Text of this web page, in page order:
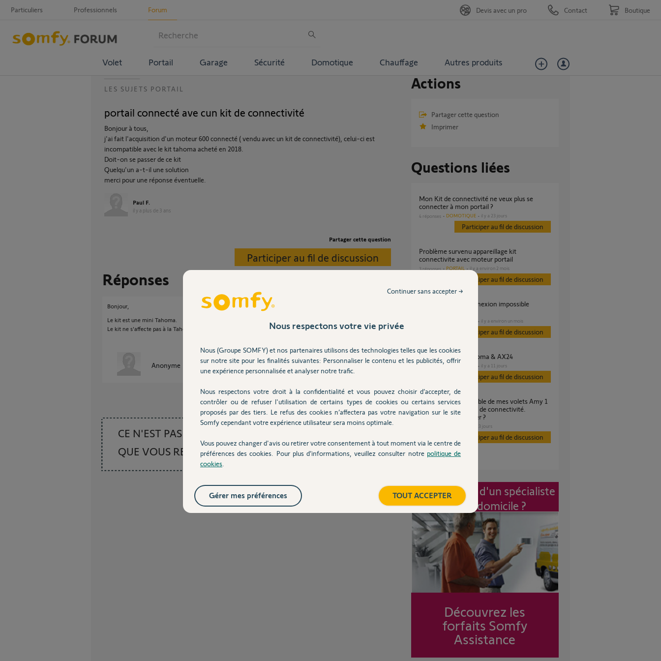
Particuliers Professionnels Forum
Volet Portail Garage Sécurité Domotique Chauffage Autres produits
Devis avec un pro Contact Boutique
LES SUJETS PORTAIL
portail connecté ave cun kit de connectivité
Bonjour à tous,
j'ai fait l'acquisition d'un moteur 600 connecté ( vendu avec un kit de connectivité), celui-ci est
incompatible avec le kit tahoma acheté en 2018.
Doit-on se passer de ce kit
Quelqu'un a-t-il une solution
merci pour une réponse éventuelle.
Paul F.
il y a plus de 3 ans
Partager cette question
Participer au fil de discussion
Réponses
Bonjour,
Le kit est une mini Tahoma.
Le kit ne s'affecte pas à la Tahoma.
Anonyme
CE N'EST PAS CE
QUE VOUS RECHERCHEZ
Posez votre question
Actions
Partager cette question
Imprimer
Questions liées
Mon Kit de connectivité ne veux plus se
connecter à mon portail ?
4 réponses DOMOTIQUE il y a 23 jours
Participer au fil de discussion
problème survenu appareillage kit
connectivite avec moteur portail
3 réponses PORTAIL il y a environ 2 mois
Participer au fil de discussion
il y a environ un mois
Participer au fil de discussion
Kit connectivité tahoma & AX24
il y a 11 jours
Participer au fil de discussion
Apparaillage impossible de mes volets Amy 1
sun protect io sur kit de connectivité.
Pouvez-vous m'aider ?
il y a 23 jours
Participer au fil de discussion
Intervention d'un spécialiste
à mon domicile ?
Découvrez les
forfaits Somfy
Assistance
Nous respectons votre vie privée
Nous (Groupe SOMFY) et nos partenaires utilisons des technologies telles que les cookies
sur notre site pour les finalités suivantes: Personnaliser le contenu et les publicités, offrir
une expérience personnalisée et analyser notre trafic.
Nous respectons votre droit à la confidentialité et vous pouvez choisir d’accepter, de
contrôler ou de refuser l'utilisation de certains types de cookies ou certains services
proposés par des tiers. Le refus des cookies n’affectera pas votre navigation sur le site
Somfy cependant votre expérience utilisateur sera moins optimale.
Vous pouvez changer d'avis ou retirer votre consentement à tout moment via le centre de
préférences des cookies. Pour plus d’informations, veuillez consulter notre politique de
cookies
Continuer sans accepter →
TOUT ACCEPTER
Gérer mes préférences